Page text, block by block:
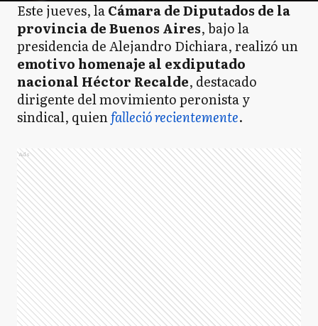
Este jueves, laCámara de Diputados de la
provincia de Buenos Aires, bajo la
presidencia de Alejandro Dichiara, realizó un
emotivo homenaje al exdiputado
nacional Héctor Recalde, destacado
dirigente del movimiento peronista y
sindical, quienfalleció recientemente.
Ads